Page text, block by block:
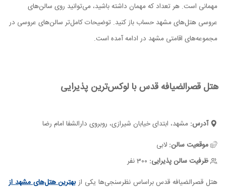
مهمانی است. هر تعداد که مهمان داشته باشید، می‌توانید روی سالن‌های
عروسی هتل‌های مشهد حساب باز کنید. توضیحات کامل‌تر سالن‌های عروسی در
مجموعه‌های اقامتی مشهد در ادامه آمده است.
هتل قصرالضیافه قدس با لوکس‌ترین پذیرایی
آدرس:مشهد، ابتدای خیابان شیرازی، روبروی دارالشفا امام رضا
موقعیت سالن: لابی
ظرفیت سالن پذیرایی:
هتل قصرالضیافه قدس براساس نظرسنجی‌ها یکی ازبهترین هتل‌های مشهد از